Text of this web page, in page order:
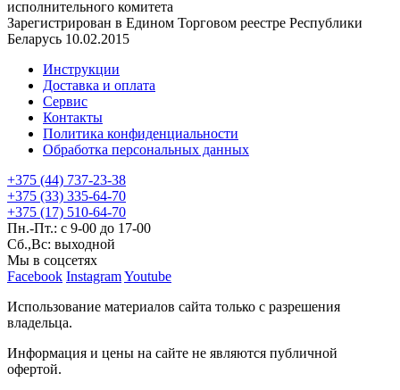
исполнительного комитета
Зарегистрирован в Едином Торговом реестре Республики
Беларусь 10.02.2015
Инструкции
Доставка и оплата
Сервис
Контакты
Политика конфиденциальности
Обработка персональных данных
+375 (44) 737-23-38
+375 (33) 335-64-70
+375 (17) 510-64-70
Пн.-Пт.: с 9-00 до 17-00
Сб.,Вс: выходной
Мы в соцсетях
Facebook InstagramYoutube
Использование материалов сайта только с разрешения
владельца.
Информация и цены на сайте не являются публичной
офертой.